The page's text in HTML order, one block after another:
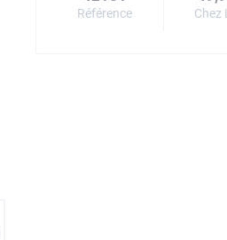
Référence Chez